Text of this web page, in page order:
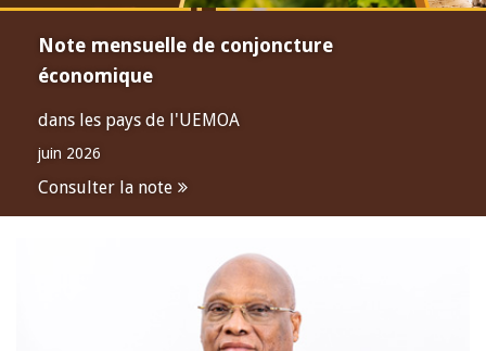
Note mensuelle de conjoncture
économique
dans les pays de l'UEMOA
juin 2026
Consulter la note